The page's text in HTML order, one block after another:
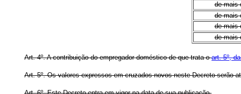
de mais
de mais
de mais
de mais
Art. 4º.A contribuição do empregador doméstico de que trata oart. 5º,
Art. 5º.Os valores expressos em cruzados novos neste Decreto serão